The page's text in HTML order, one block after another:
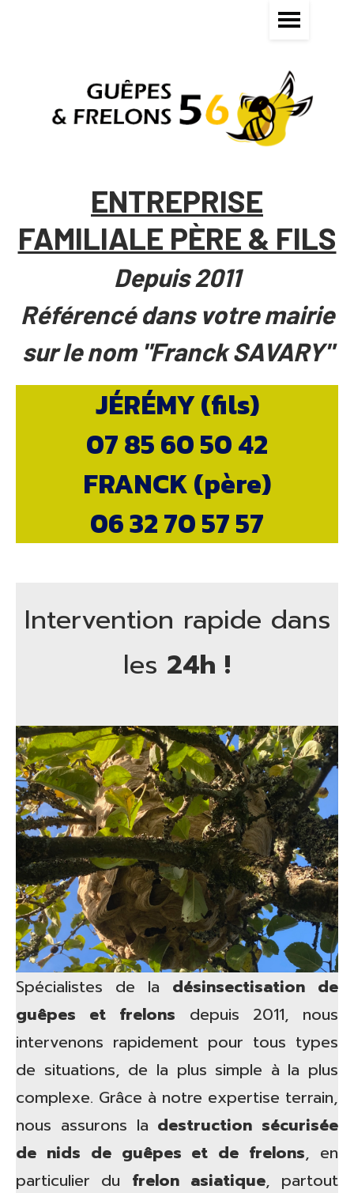
ENTREPRISE
FAMILIALE PÈRE & FILS
Depuis 2011
Référencé dans votre mairie
sur le nom "Franck SAVARY"
JÉRÉMY (fils)
07 85 60 50 42
FRANCK (père)
06 32 70 57 57
Intervention rapide dans
les 24h !
Spécialistes de la désinsectisation de
guêpes et frelons depuis 2011, nous
intervenons rapidement pour tous types
de situations, de la plus simple à la plus
complexe. Grâce à notre expertise terrain,
nous assurons la destruction sécurisée
de nids de guêpes et de frelons, en
particulier du frelon asiatique, partout